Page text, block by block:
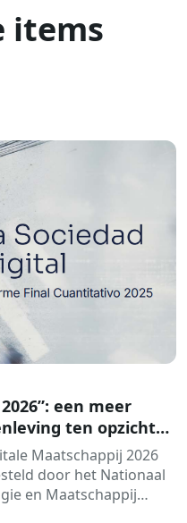
items
een meer
ten opzichte
Maatschappij 2026
door het Nationaal
en Maatschappij